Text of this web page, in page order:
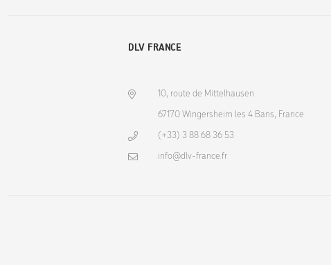
DLV FRANCE
10, route de Mittelhausen
67170 Wingersheim les 4 Bans, France
(+33) 3 88 68 36 53
info@dlv-france.fr